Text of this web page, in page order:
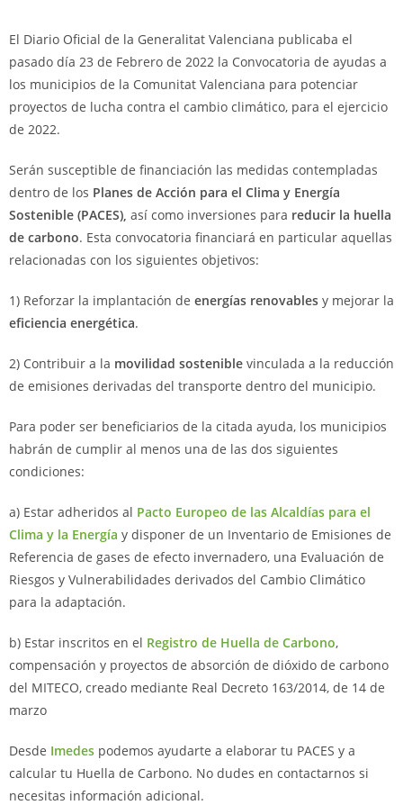
El Diario Oficial de la Generalitat Valenciana publicaba el
pasado día 23 de Febrero de 2022 la Convocatoria de ayudas a
los municipios de la Comunitat Valenciana para potenciar
proyectos de lucha contra el cambio climático, para el ejercicio
de 2022.
Serán susceptible de financiación las medidas contempladas
dentro de los Planes de Acción para el Clima y Energía
Sostenible (PACES), así como inversiones para reducir la huella
de carbono. Esta convocatoria financiará en particular aquellas
relacionadas con los siguientes objetivos:
1) Reforzar la implantación de energías renovables y mejorar la
eficiencia energética.
2) Contribuir a la movilidad sostenible vinculada a la reducción
de emisiones derivadas del transporte dentro del municipio.
Para poder ser beneficiarios de la citada ayuda, los municipios
habrán de cumplir al menos una de las dos siguientes
condiciones:
a) Estar adheridos al Pacto Europeo de las Alcaldías para el
Clima y la Energía y disponer de un Inventario de Emisiones de
Referencia de gases de efecto invernadero, una Evaluación de
Riesgos y Vulnerabilidades derivados del Cambio Climático
para la adaptación.
b) Estar inscritos en el Registro de Huella de Carbono,
compensación y proyectos de absorción de dióxido de carbono
del MITECO, creado mediante Real Decreto 163/2014, de 14 de
marzo
Desde Imedes podemos ayudarte a elaborar tu PACES y a
calcular tu Huella de Carbono. No dudes en contactarnos si
necesitas información adicional.